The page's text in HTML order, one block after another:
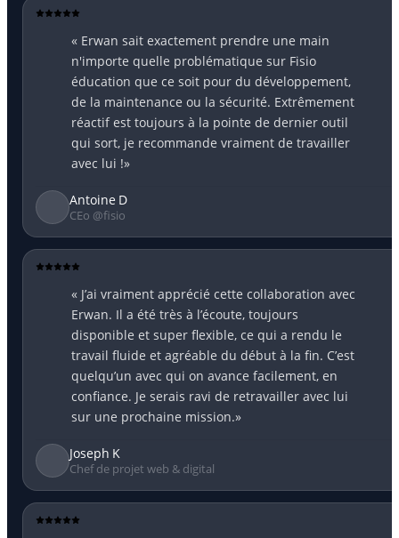
« Erwan sait exactement prendre une main
n'importe quelle problématique sur Fisio
éducation que ce soit pour du développement,
de la maintenance ou la sécurité. Extrêmement
réactif est toujours à la pointe de dernier outil
qui sort, je recommande vraiment de travailler
avec lui !»
Antoine D
CEo @fisio
« J’ai vraiment apprécié cette collaboration avec
Erwan. Il a été très à l’écoute, toujours
disponible et super flexible, ce qui a rendu le
travail fluide et agréable du début à la fin. C’est
quelqu’un avec qui on avance facilement, en
confiance. Je serais ravi de retravailler avec lui
sur une prochaine mission.»
Joseph K
Chef de projet web & digital